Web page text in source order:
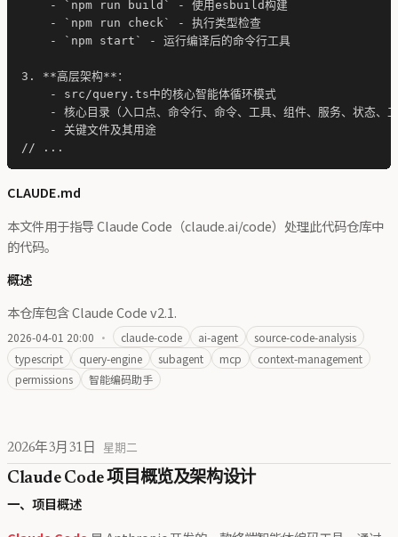
    - `npm run build` - 使用esbuild构建
    - `npm run check` - 执行类型检查
    - `npm start` - 运行编译后的命令行工具
3. **高层架构**：
    - src/query.ts中的核心智能体循环模式
- 核心目录（入口点、命令行、命令、工具、组件、服务、状态、
    - 关键文件及其用途
CLAUDE.md
本文件用于指导 Claude Code（claude.ai/code）处理此代码仓库中
的代码。
概述
本仓库包含 Claude Code v2.1.
2026-04-01 20:00 · claude-code ai-agent
source-code-analysis
typescript
query-engine subagent mcp
context-management
permissions
智能编码助手
2026年3月31日 星期二
Claude Code 项目概览及架构设计
一、项目概述